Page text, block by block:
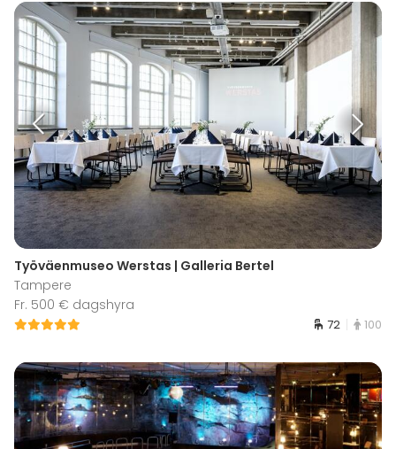
Työväenmuseo Werstas | Galleria Bertel
Tampere
Fr. 500 € dagshyra
72 100